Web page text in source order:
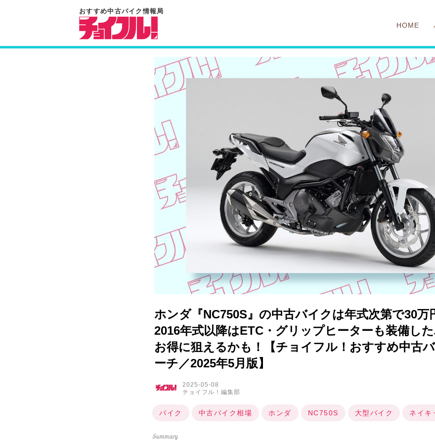
HOME
ホンダ『NC750S』の中古バイクは年式次第で30万
2016年式以降はETC・グリップヒーターも装備し
お得に狙えるかも！【チョイフル！おすすめ中古
ーチ／2025年5月版】
2025-05-08
チョイフル！編集部
バイク 中古バイク相場 ホンダ NC750S 大型バイク ネイキ